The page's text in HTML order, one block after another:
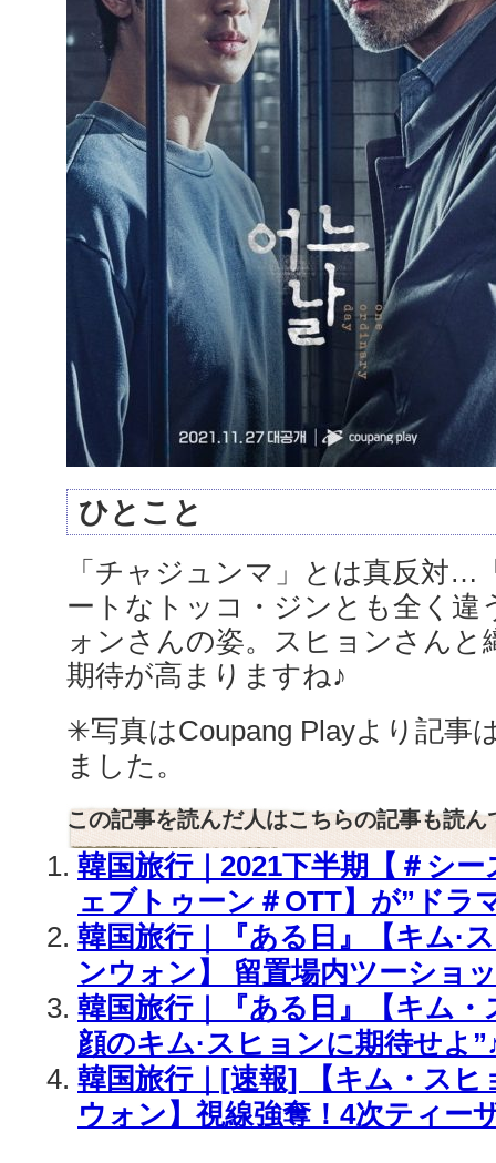
ひとこと
「チャジュンマ」とは真反対…
ートなトッコ・ジンとも全く違
ォンさんの姿。スヒョンさん
期待が高まりますね♪
✳︎写真はCoupang Playより記事
ました。
この記事を読んだ人はこちらの記事も読ん
韓国旅行｜2021下半期【＃シ
ェブトゥーン＃OTT】が”ドラ
韓国旅行｜『ある日』【キム·
ンウォン】 留置場内ツーショ
韓国旅行｜『ある日』【キム
顔のキム·スヒョンに期待せよ
韓国旅行｜[速報] 【キム・スヒ
ウォン】視線強奪！4次ティー